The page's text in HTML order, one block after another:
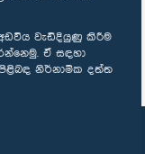
වැඩිදියුණු කිරීම
ඒ සඳහා
නිර්නාමික දත්ත